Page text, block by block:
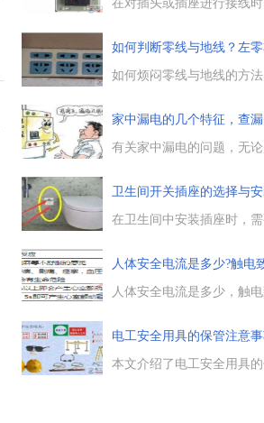
在对插头或插座进行接线
照“左零右火”的原则进行接
避免因零线火线接反带来
隐患与事故。...
如何判断零线与地线？左零
是什
如何烦闷零线与地线的方
是左零右火，插座左边的孔
线，右边的孔是火线，上
孔是地线。...
家中漏电的几个特征，查
抓三
有关家中漏电的问题，无
征表现出来，究竟家中漏
有哪些特征，对于不同原
的跳闸，是否可以依照这
卫生间开关插座的选择与
求
在卫生间中安装插座时，
座只是第一步，根据自家卫
的情况来选择防水型开关插
并按规范来安装，才能保
人体安全电流是多少?触电
的
人体安全电流是多少，触
象是心室颤动，电流通过人
持续时间越长，越容易引起
颤动，触电的后果也越严
电工安全用具的保管注意事
安全
本文介绍了电工安全用具